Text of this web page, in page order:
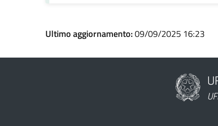
Ultimo aggiornamento:09/09/2025 16:23
Nome